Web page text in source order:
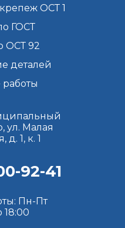
Пн-Пт
18:00
ул. Малая
1, к. 1
ОСТ 1
ГОСТ
ОСТ 92
деталей
92-41